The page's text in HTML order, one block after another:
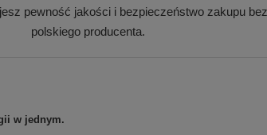
pewność jakości i bezpieczeństwo zakupu
polskiego producenta.
w jednym.